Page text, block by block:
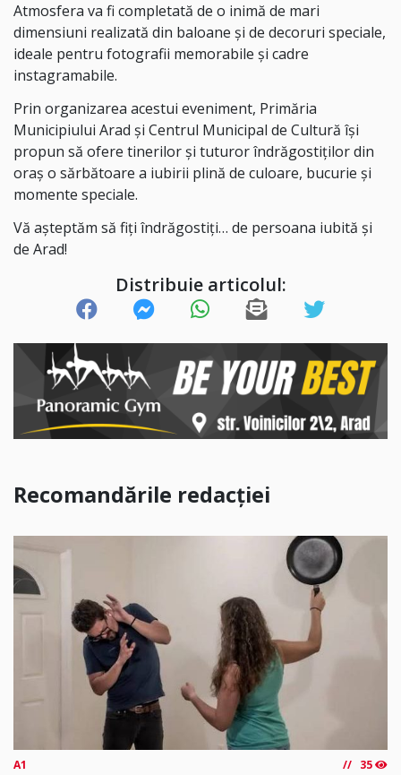
Atmosfera va fi completată de o inimă de mari
dimensiuni realizată din baloane și de decoruri speciale,
ideale pentru fotografii memorabile și cadre
instagramabile.
Prin organizarea acestui eveniment, Primăria
Municipiului Arad și Centrul Municipal de Cultură își
propun să ofere tinerilor și tuturor îndrăgostiților din
oraș o sărbătoare a iubirii plină de culoare, bucurie și
momente speciale.
Vă așteptăm să fiți îndrăgostiți… de persoana iubită și
de Arad!
Distribuie articolul:
Recomandările redacției
A1 35